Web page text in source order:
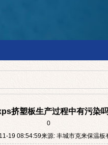
挤塑板生产过程中有污染
0
19 08:54:59来源: 丰城市克来保温板